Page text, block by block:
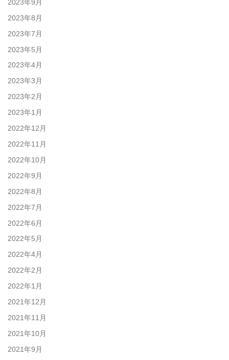
2023年9月
2023年8月
2023年7月
2023年5月
2023年4月
2023年3月
2023年2月
2023年1月
2022年12月
2022年11月
2022年10月
2022年9月
2022年8月
2022年7月
2022年6月
2022年5月
2022年4月
2022年2月
2022年1月
2021年12月
2021年11月
2021年10月
2021年9月